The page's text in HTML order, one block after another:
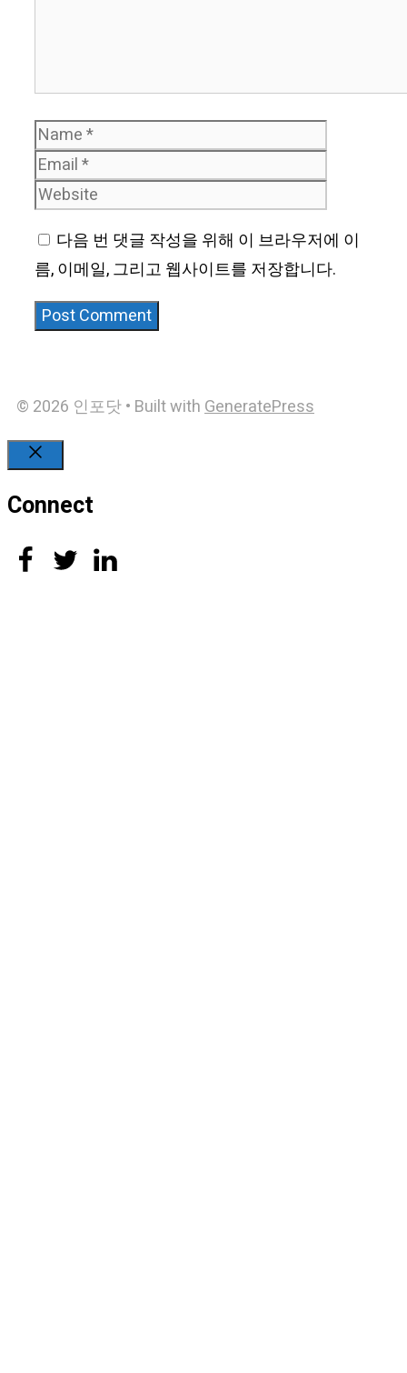
Name
다음 번 댓글 작성을 위해 이 브라우저에 이
름, 이메일, 그리고 웹사이트를 저장합니다.
© 2026 인포닷• Built withGeneratePress
Connect